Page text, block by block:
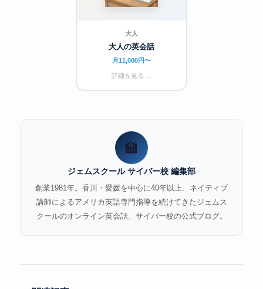
大人
大人の英会話
月11,000円〜
詳細を見る →
🏫
ジェムスクール サイバー校 編集部
創業1981年。香川・愛媛を中心に40年以上、ネイティブ
講師によるアメリカ英語専門指導を続けてきたジェムス
クールのオンライン英会話、サイバー校の公式ブログ。